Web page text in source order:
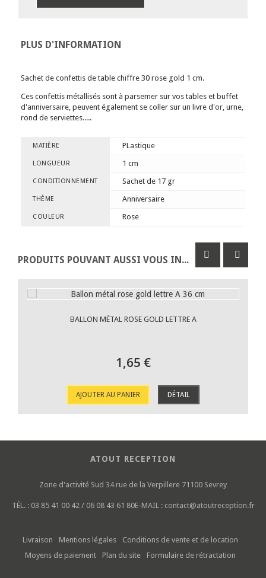
PLUS D'INFORMATION
Sachet de confettis de table chiffre 30 rose gold 1 cm.
Ces confettis métallisés sont à parsemer sur vos tables et buffet
d'anniversaire, peuvent également se coller sur un livre d'or, urne,
rond de serviettes.....
MATIÈRE PLastique
LONGUEUR 1 cm
CONDITIONNEMENT Sachet de 17 gr
THÈME Anniversaire
COULEUR Rose
PRODUITS POUVANT AUSSI VOUS INTÉRESSER
BALLON MÉTAL ROSE GOLD LETTRE A
1,65 €
AJOUTER AU PANIER DÉTAIL
ATOUT RECEPTION
Zone d'activité Sud 34 rue de la Verpillere 71100 Sevrey
TÉL. : 03 85 41 00 42 / 06 08 43 61 80E-MAIL : contact@atoutreception.fr
Livraison Mentions légales
Conditions de vente et de location
Moyens de paiement
Plan du site Formulaire de rétractation